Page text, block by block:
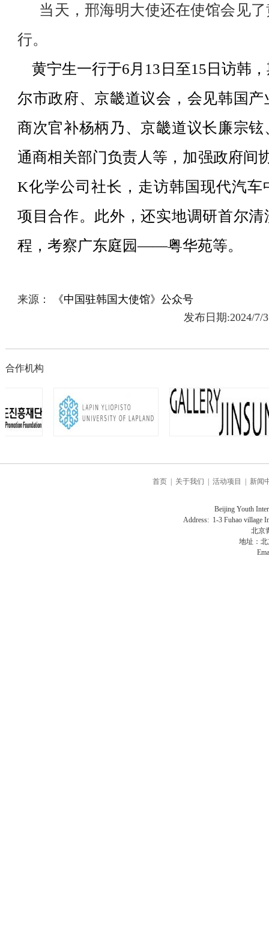
当天，邢海明大使还在使馆会见
行。
黄宁生一行于6月13日至15日访韩
尔市政府、京畿道议会，会见韩国
商次官补杨柄乃、京畿道议长廉宗
通商相关部门负责人等，加强政府间
K化学公司社长，走访韩国现代汽车
项目合作。此外，还实地调研首尔
程，考察广东庭园——粤华苑等。
来源： 《中国驻韩国大使馆》公众号
发布日期:2024/7/
合作机构
首页 关于我们 活动项目 新闻
Beijing Youth
Address: 1-3 Fuhao village
北京
地址：